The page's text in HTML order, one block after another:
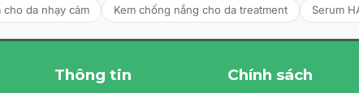
cho da nhạy cảm Kem chống nắng cho da treatment Serum
Thông tin Chính sách